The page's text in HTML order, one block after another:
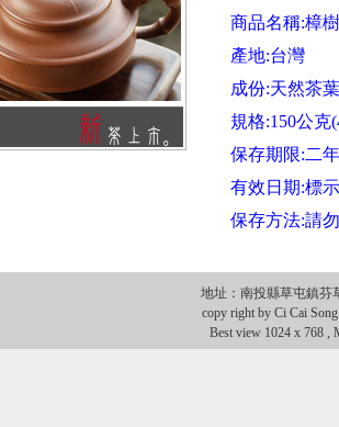
商品名稱:樟
產地:台灣
成份:天然茶葉
規格:150公克
保存期限:二年
有效日期:標
保存方法:請
地址： 南投縣草屯鎮芬
copy right by Ci Cai
Best view 1024 x 768 ,